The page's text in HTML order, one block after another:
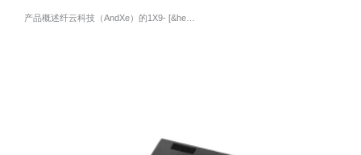
产品概述纤云科技（AndXe）的1X9- [&he…